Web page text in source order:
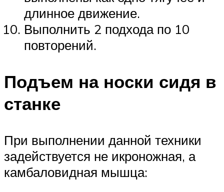
длинное движение.
Выполнить 2 подхода по 10
повторений.
Подъем на носки сидя в
станке
При выполнении данной техники
задействуется не икроножная, а
камбаловидная мышца: